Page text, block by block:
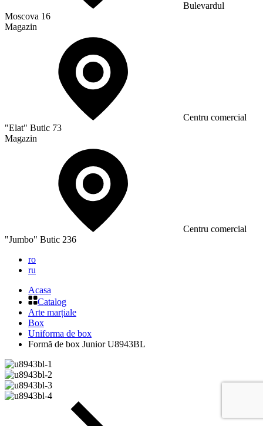
Bulevardul
Moscova 16
Magazin
Сentru comercial
"Elat" Butic 73
Magazin
Сentru comercial
"Jumbo" Butic 236
ro
ru
Acasa
Catalog
Arte marțiale
Box
Uniforma de box
Formă de box Junior U8943BL